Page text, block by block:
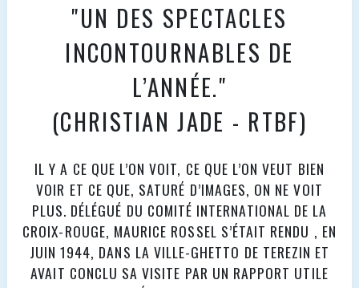
"UN DES SPECTACLES
INCONTOURNABLES DE
L’ANNÉE."
(CHRISTIAN JADE - RTBF)
IL Y A CE QUE L’ON VOIT, CE QUE L’ON VEUT BIEN
VOIR ET CE QUE, SATURÉ D’IMAGES, ON NE VOIT
PLUS. DÉLÉGUÉ DU COMITÉ INTERNATIONAL DE LA
CROIX-ROUGE, MAURICE ROSSEL S’ÉTAIT RENDU , EN
JUIN 1944, DANS LA VILLE-GHETTO DE TEREZIN ET
AVAIT CONCLU SA VISITE PAR UN RAPPORT UTILE